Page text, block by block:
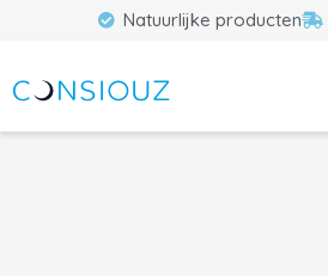
Natuurlijke producten